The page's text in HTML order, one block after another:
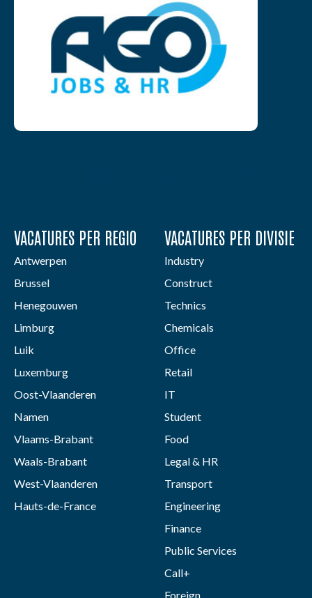
VACATURES PER REGIO
Antwerpen
Brussel
Henegouwen
Limburg
Luik
Luxemburg
Oost-Vlaanderen
Namen
Vlaams-Brabant
Waals-Brabant
West-Vlaanderen
Hauts-de-France
VACATURES PER DIVISIE
Industry
Construct
Technics
Chemicals
Office
Retail
IT
Student
Food
Legal & HR
Transport
Engineering
Finance
Public Services
Call+
Foreign